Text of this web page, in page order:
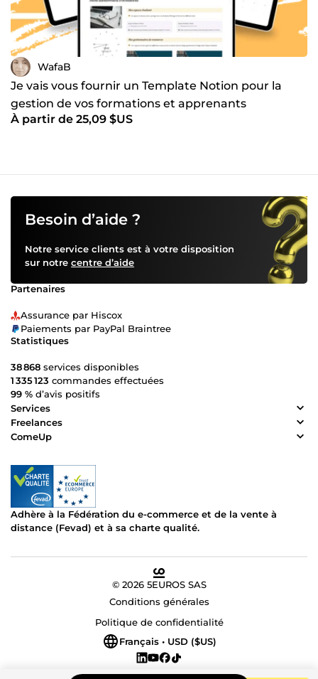
WafaB
Je vais vous fournir un Template Notion pour la
gestion de vos formations et apprenants
À partir de 25,09 $US
Besoin d’aide ?
Notre service clients est à votre disposition
sur notre centre d’aide
Partenaires
Assurance par Hiscox
Paiements par PayPal Braintree
Statistiques
38 868 services disponibles
1 335 123 commandes effectuées
99 % d’avis positifs
Services
Freelances
ComeUp
Adhère à la Fédération du e-commerce et de la vente à
distance (Fevad) et à sa charte qualité.
© 2026 5EUROS SAS
Conditions générales
Politique de confidentialité
Français • USD ($US)